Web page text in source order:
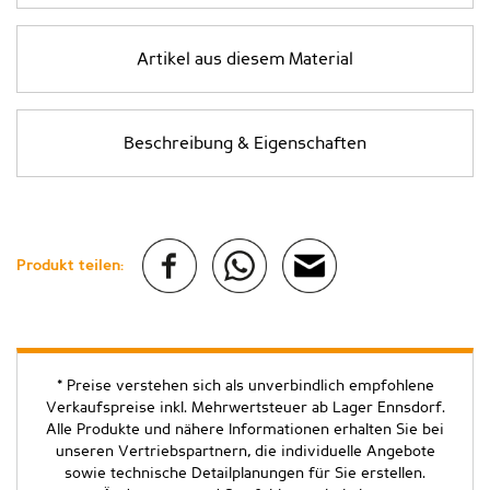
Artikel aus diesem Material
Beschreibung & Eigenschaften
Produkt teilen:
* Preise verstehen sich als unverbindlich empfohlene
Verkaufspreise inkl. Mehrwertsteuer ab Lager Ennsdorf.
Alle Produkte und nähere Informationen erhalten Sie bei
unseren Vertriebspartnern, die individuelle Angebote
sowie technische Detailplanungen für Sie erstellen.